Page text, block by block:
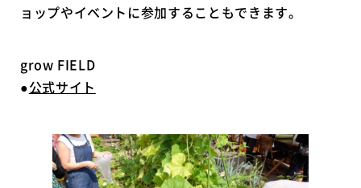
ョップやイベントに参加することもできます。
grow FIELD
●公式サイト